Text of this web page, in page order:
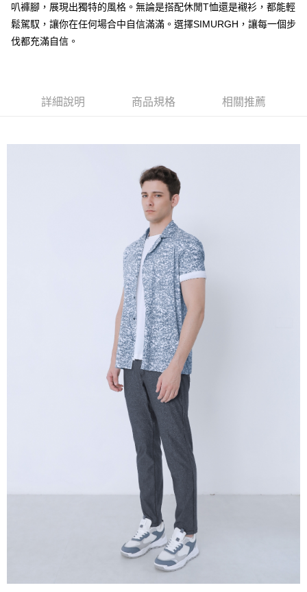
每筆NT$60，滿NT$1,000(含以上)免運費
付款後全家取貨
每筆NT$60，滿NT$1,000(含以上)免運費
每筆NT$120，滿NT$1,000(含以上)免運費
每筆NT$120，滿NT$1,000(含以上)免運費
叭褲腳，展現出獨特的風格。無論是搭配休閒T恤還是襯衫，都能輕
鬆駕馭，讓你在任何場合中自信滿滿。選擇SIMURGH，讓每一個步
伐都充滿自信。
詳細說明 商品規格 相關推薦